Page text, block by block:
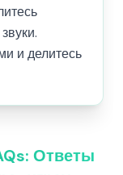
и делитесь
Ответы